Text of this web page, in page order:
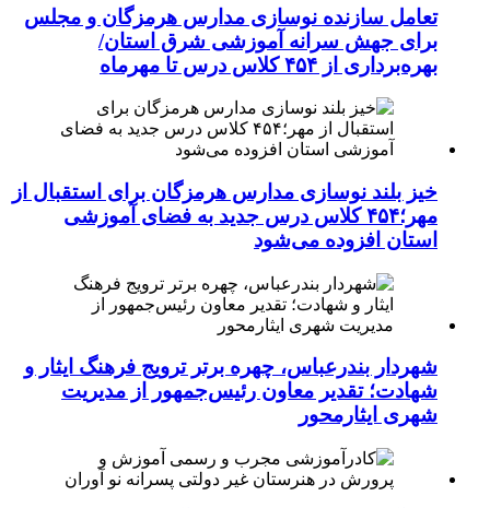
تعامل سازنده نوسازی مدارس هرمزگان و مجلس
برای جهش سرانه آموزشی شرق استان/
بهره‌برداری از ۴۵۴ کلاس درس تا مهرماه
خیز بلند نوسازی مدارس هرمزگان برای استقبال از
مهر؛۴۵۴ کلاس درس جدید به فضای آموزشی
استان افزوده می‌شود
شهردار بندرعباس، چهره برتر ترویج فرهنگ ایثار و
شهادت؛ تقدیر معاون رئیس‌جمهور از مدیریت
شهری ایثارمحور